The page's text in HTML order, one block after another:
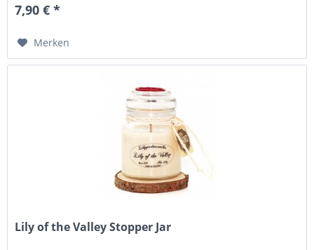
7,90 € *
Merken
Lily of the Valley Stopper Jar